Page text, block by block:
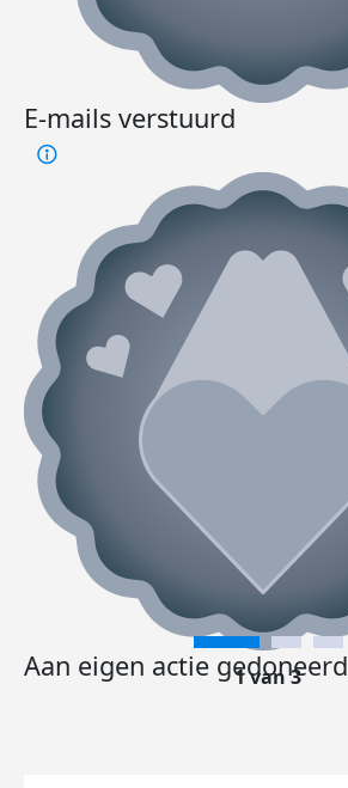
E-mails verstuurd
Aan eigen actie gedoneerd
1 van 3